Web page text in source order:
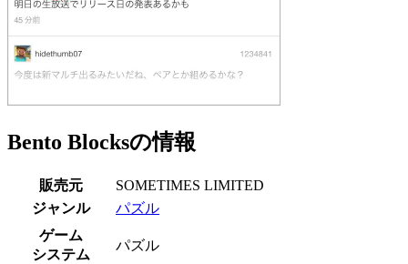
Bento Blocksの情報
販売元
SOMETIMES LIMITED
ジャンル
パズル
ゲーム
システム
パズル